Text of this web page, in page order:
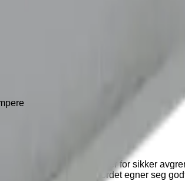
vulstkant på alle sider for sikker
for trygg parkering. Bordet egner seg